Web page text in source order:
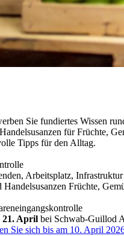
Sie fundiertes Wissen
für Früchte,
Tipps für den Alltag.
Arbeitsplatz, Infrastruktur
Früchte,
21. April bei Schwab-Guillod
Sie sich bis am 10. April